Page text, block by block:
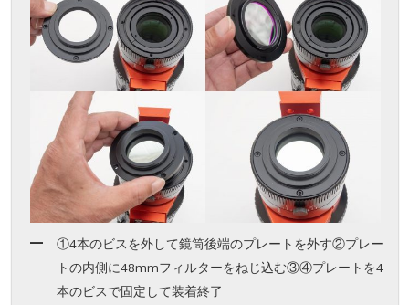
①4本のビスを外して鏡筒後端のプレートを外す②プレー
トの内側に48mmフィルターをねじ込む③④プレートを4
本のビスで固定して装着終了